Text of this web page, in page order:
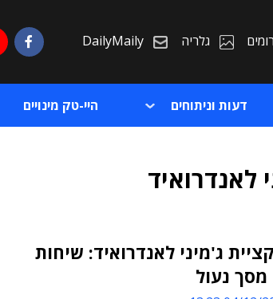
גלריה DailyMaily
דעות וניתוחים היי-טק מינויים
לאנדרואיד
ג'מיני לאנדרואיד: שיחות
מסך נעול